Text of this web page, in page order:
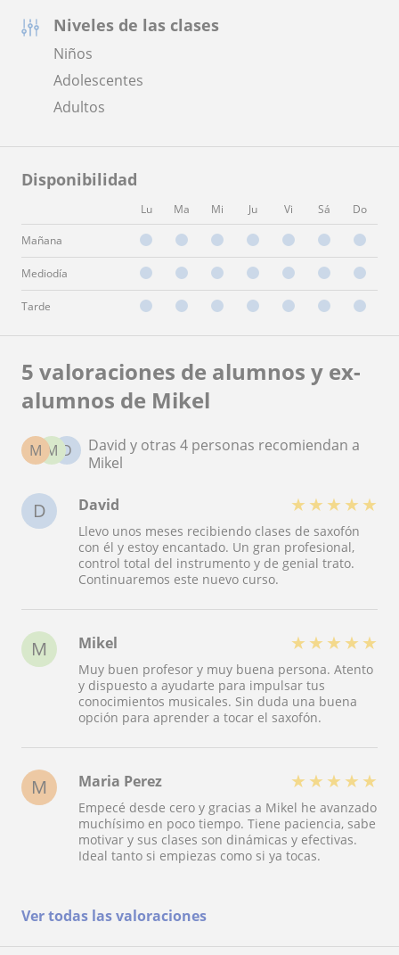
Niveles de las clases
Niños
Adolescentes
Adultos
Disponibilidad
Lu Ma Mi Ju Vi Sá Do
Mañana
Mediodía
Tarde
5 valoraciones de alumnos y ex-
alumnos de Mikel
D
M
M
David y otras 4 personas recomiendan a
Mikel
D David ★ ★ ★ ★ ★
Llevo unos meses recibiendo clases de saxofón
con él y estoy encantado. Un gran profesional,
control total del instrumento y de genial trato.
Continuaremos este nuevo curso.
M Mikel ★ ★ ★ ★ ★
Muy buen profesor y muy buena persona. Atento
y dispuesto a ayudarte para impulsar tus
conocimientos musicales. Sin duda una buena
opción para aprender a tocar el saxofón.
M Maria Perez ★ ★ ★ ★ ★
Empecé desde cero y gracias a Mikel he avanzado
muchísimo en poco tiempo. Tiene paciencia, sabe
motivar y sus clases son dinámicas y efectivas.
Ideal tanto si empiezas como si ya tocas.
Ver todas las valoraciones